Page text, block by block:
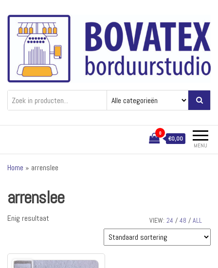
naar
Bovatex
MENU
0
€0,00
Home » arrenslee
arrenslee
VIEW: 24 / 48 / ALL
Enig resultaat